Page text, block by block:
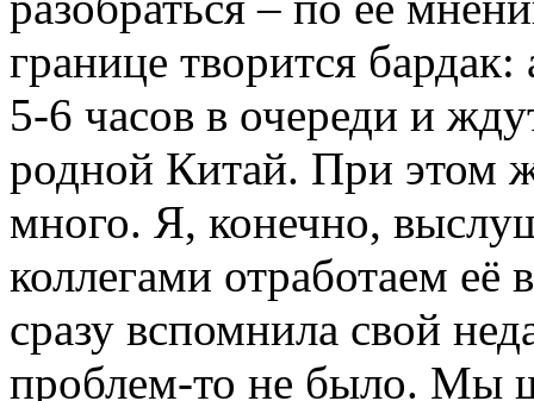
границе творится
5-6 часов в очереди и
родной Китай. При этом
много. Я, конечно,
коллегами отработаем
сразу вспомнила свой
проблем-то не было. Мы